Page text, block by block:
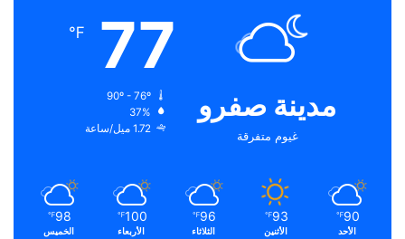
مدينة صفرو
غيوم متفرقة
77
℉
37%
1.72 ميل/ساعة
90
℉
الأحد
93
℉
الأثنين
96
℉
الثلاثاء
100
℉
الأربعاء
98
℉
الخميس